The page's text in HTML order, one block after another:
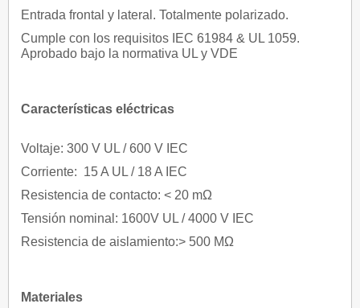
Entrada frontal y lateral. Totalmente polarizado.
Cumple con los requisitos IEC 61984 & UL 1059.
Aprobado bajo la normativa UL y VDE
Características eléctricas
Voltaje: 300 V UL / 600 V IEC
Corriente: 15 A UL / 18 A IEC
Resistencia de contacto: < 20 mΩ
Tensión nominal: 1600V UL / 4000 V IEC
Resistencia de aislamiento:> 500 MΩ
Materiales